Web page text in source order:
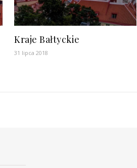
Kraje Bałtyckie
31 lipca 2018